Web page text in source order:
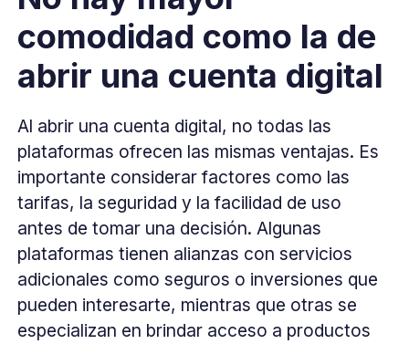
comodidad como la de
abrir una cuenta digital
Al abrir una cuenta digital, no todas las
plataformas ofrecen las mismas ventajas. Es
importante considerar factores como las
tarifas, la seguridad y la facilidad de uso
antes de tomar una decisión. Algunas
plataformas tienen alianzas con servicios
adicionales como seguros o inversiones que
pueden interesarte, mientras que otras se
especializan en brindar acceso a productos